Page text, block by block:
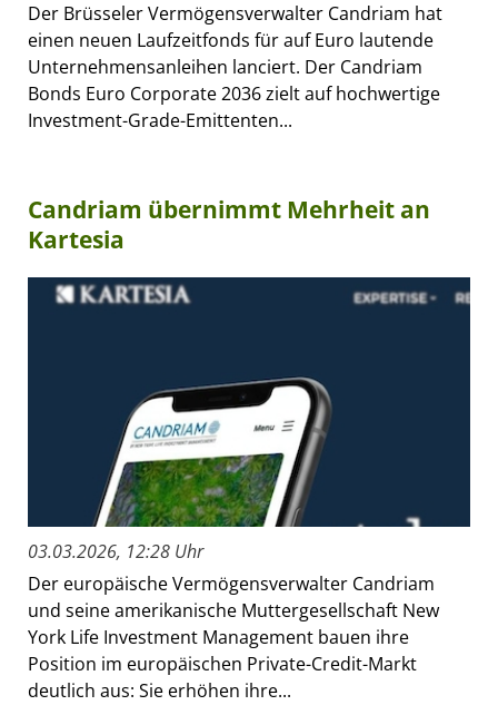
Der Brüsseler Vermögensverwalter Candriam hat
einen neuen Laufzeitfonds für auf Euro lautende
Unternehmensanleihen lanciert. Der Candriam
Bonds Euro Corporate 2036 zielt auf hochwertige
Investment-Grade-Emittenten...
Candriam übernimmt Mehrheit an
Kartesia
03.03.2026, 12:28 Uhr
Der europäische Vermögensverwalter Candriam
und seine amerikanische Muttergesellschaft New
York Life Investment Management bauen ihre
Position im europäischen Private-Credit-Markt
deutlich aus: Sie erhöhen ihre...